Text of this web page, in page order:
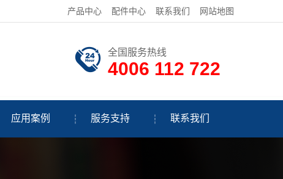
产品中心 配件中心 联系我们 网站地图
全国服务热线
4006 112 722
应用案例 服务支持 联系我们